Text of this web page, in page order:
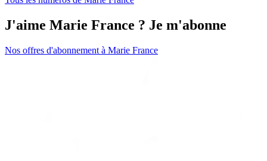
J'aime Marie France ? Je m'abonne
Nos offres d'abonnement à Marie France